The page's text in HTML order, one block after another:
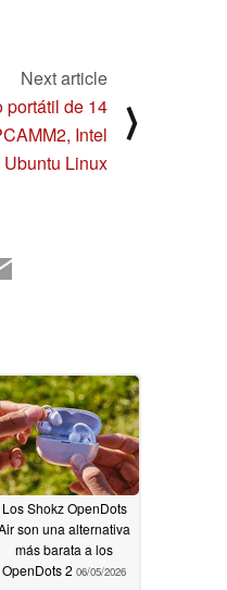
Next article
portátil de 14
Intel
Linux
⟩
Los Shokz OpenDots
son una alternativa
más barata a los
OpenDots 2 06/05/2026